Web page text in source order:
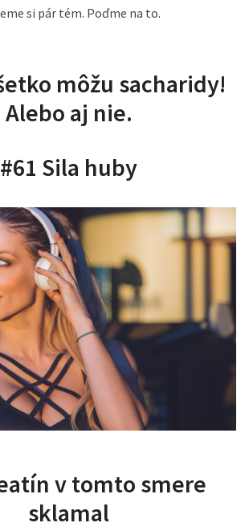
si pár tém. Poďme na to.
môžu sacharidy!
Alebo aj nie.
#61 Sila huby
v tomto smere
sklamal